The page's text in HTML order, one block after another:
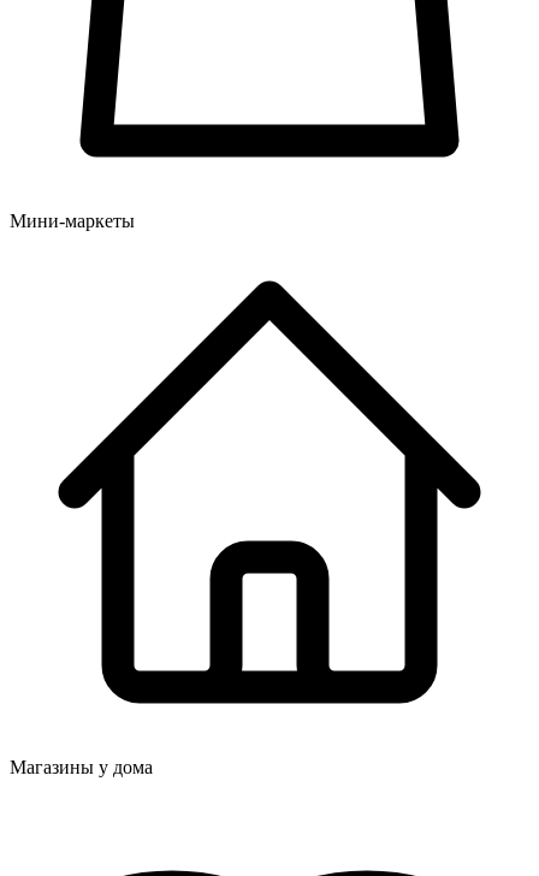
Мини-маркеты
Магазины у дома